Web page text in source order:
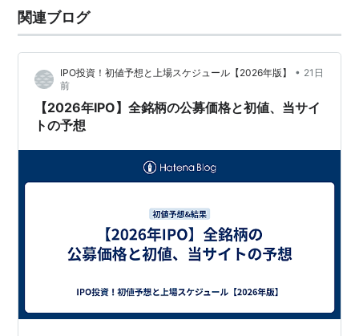
関連ブログ
IPO投資！初値予想と上場スケジュール【2026年版】 • 21日
前
【2026年IPO】全銘柄の公募価格と初値、当サイ
トの予想